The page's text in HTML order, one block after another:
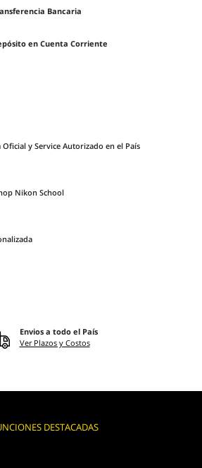
Bancaria
en Cuenta Corriente
Oficial y Service Autorizado en el País
Nikon School
Envios a todo el País
Ver Plazos y Costos
DESTACADAS